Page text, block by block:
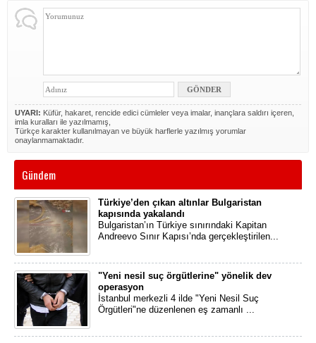
UYARI: Küfür, hakaret, rencide edici cümleler veya imalar, inançlara saldırı içeren,
imla kuralları ile yazılmamış,
Türkçe karakter kullanılmayan ve büyük harflerle yazılmış yorumlar
onaylanmamaktadır.
Gündem
Türkiye’den çıkan altınlar Bulgaristan
kapısında yakalandı
Bulgaristan’ın Türkiye sınırındaki Kapitan
Andreevo Sınır Kapısı’nda gerçekleştirilen...
"Yeni nesil suç örgütlerine" yönelik dev
operasyon
İstanbul merkezli 4 ilde "Yeni Nesil Suç
Örgütleri"ne düzenlenen eş zamanlı ...